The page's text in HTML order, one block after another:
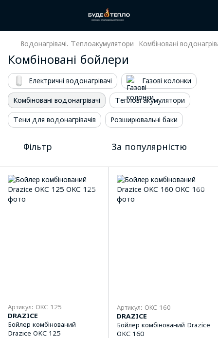
Водонагрівачі. Теплоакумулятори Комбіновані
Комбіновані бойлери
Електричні водонагрівачі Газові колонки
Комбіновані водонагрівачі Теплові акумулятори
Тени для водонагрівачів Розширювальні баки
Фільтр За популярністю
Артикул: OKC 125
DRAZICE
Бойлер комбінований
Drazice OKC 125
Артикул: OKC 160
DRAZICE
Бойлер комбінований Drazice
OKC 160